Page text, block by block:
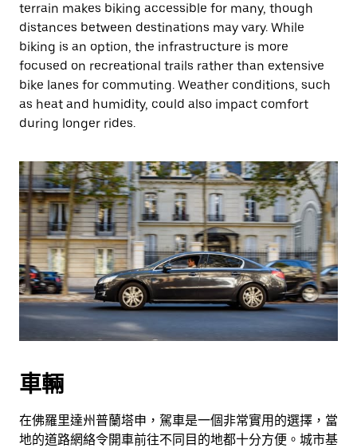
terrain makes biking accessible for many, though
distances between destinations may vary. While
biking is an option, the infrastructure is more
focused on recreational trails rather than extensive
bike lanes for commuting. Weather conditions, such
as heat and humidity, could also impact comfort
during longer rides.
車輛
在佛羅里達州普蘭塔申，駕車是一個非常實用的選擇，當
地的道路網絡令開車前往不同目的地都十分方便。城市基